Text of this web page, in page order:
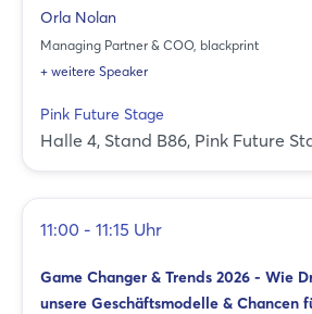
Orla Nolan
Managing Partner & COO, blackprint
+ weitere Speaker
Pink Future Stage
Halle 4, Stand B86, Pink Future
11:00 - 11:15 Uhr
Game Changer & Trends 2026 - Wie
unsere Geschäftsmodelle & Chancen